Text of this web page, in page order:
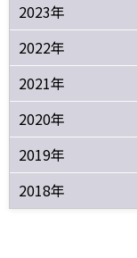
2023年
2022年
2021年
2020年
2019年
2018年